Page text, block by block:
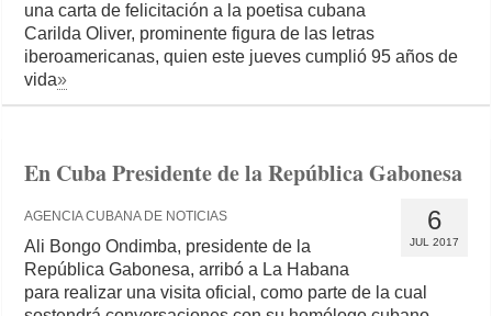
una carta de felicitación a la poetisa cubana
Carilda Oliver, prominente figura de las letras
iberoamericanas, quien este jueves cumplió 95 años de
vida»
En Cuba Presidente de la República Gabonesa
6
JUL 2017
AGENCIA CUBANA DE NOTICIAS
Ali Bongo Ondimba, presidente de la
República Gabonesa, arribó a La Habana
para realizar una visita oficial, como parte de la cual